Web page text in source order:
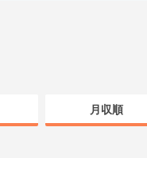
月収順